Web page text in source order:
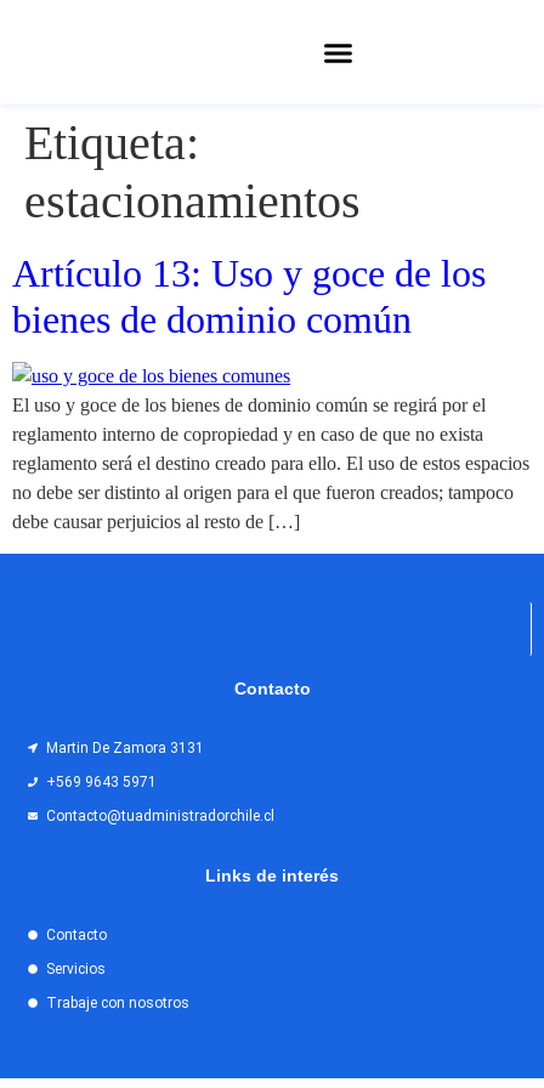
Etiqueta:
estacionamientos
Artículo 13: Uso y goce de los
bienes de dominio común
El uso y goce de los bienes de dominio común se regirá por el
reglamento interno de copropiedad y en caso de que no exista
reglamento será el destino creado para ello. El uso de estos espacios
no debe ser distinto al origen para el que fueron creados; tampoco
debe causar perjuicios al resto de […]
Contacto
Martin De Zamora 3131
+569 9643 5971
Contacto@tuadministradorchile.cl
Links de interés
Contacto
Servicios
Trabaje con nosotros